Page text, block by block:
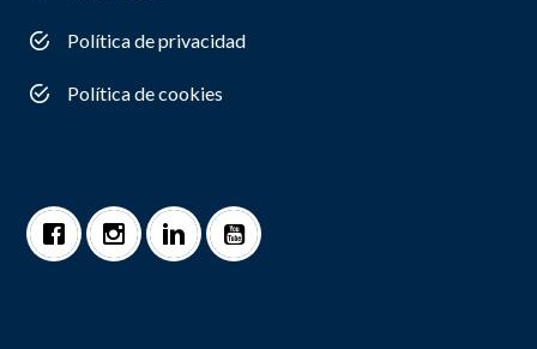
Política de privacidad
Política de cookies